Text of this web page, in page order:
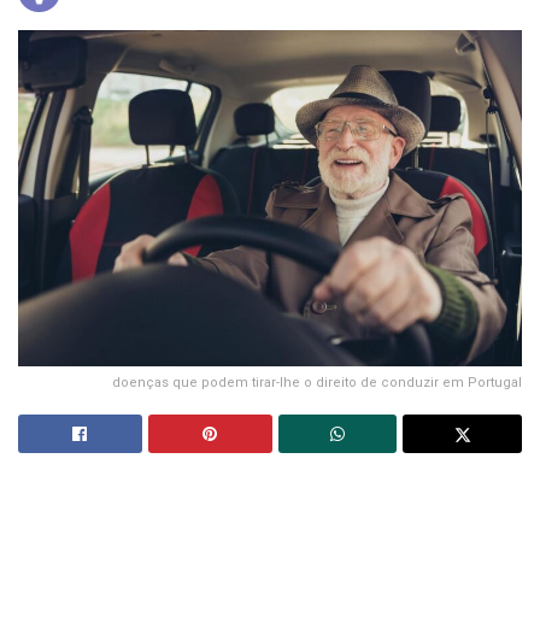
doenças que podem tirar-lhe o direito de conduzir em Portugal